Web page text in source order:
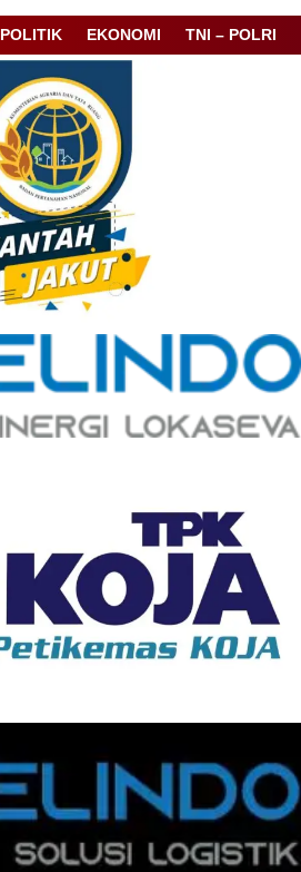
POLITIK EKONOMI TNI – POLRI